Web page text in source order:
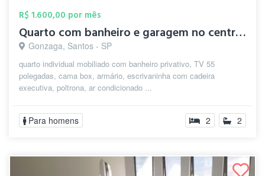
R$ 1.600,00 por mês
Quarto com banheiro e garagem no centro ...
Gonzaga, Santos - SP
quarto individual mobiliado com banheiro privativo, TV 55
polegadas, cama box, armário, escrivaninha com cadeira
executiva, poltrona, ar condicionado ...
Para homens 2 2